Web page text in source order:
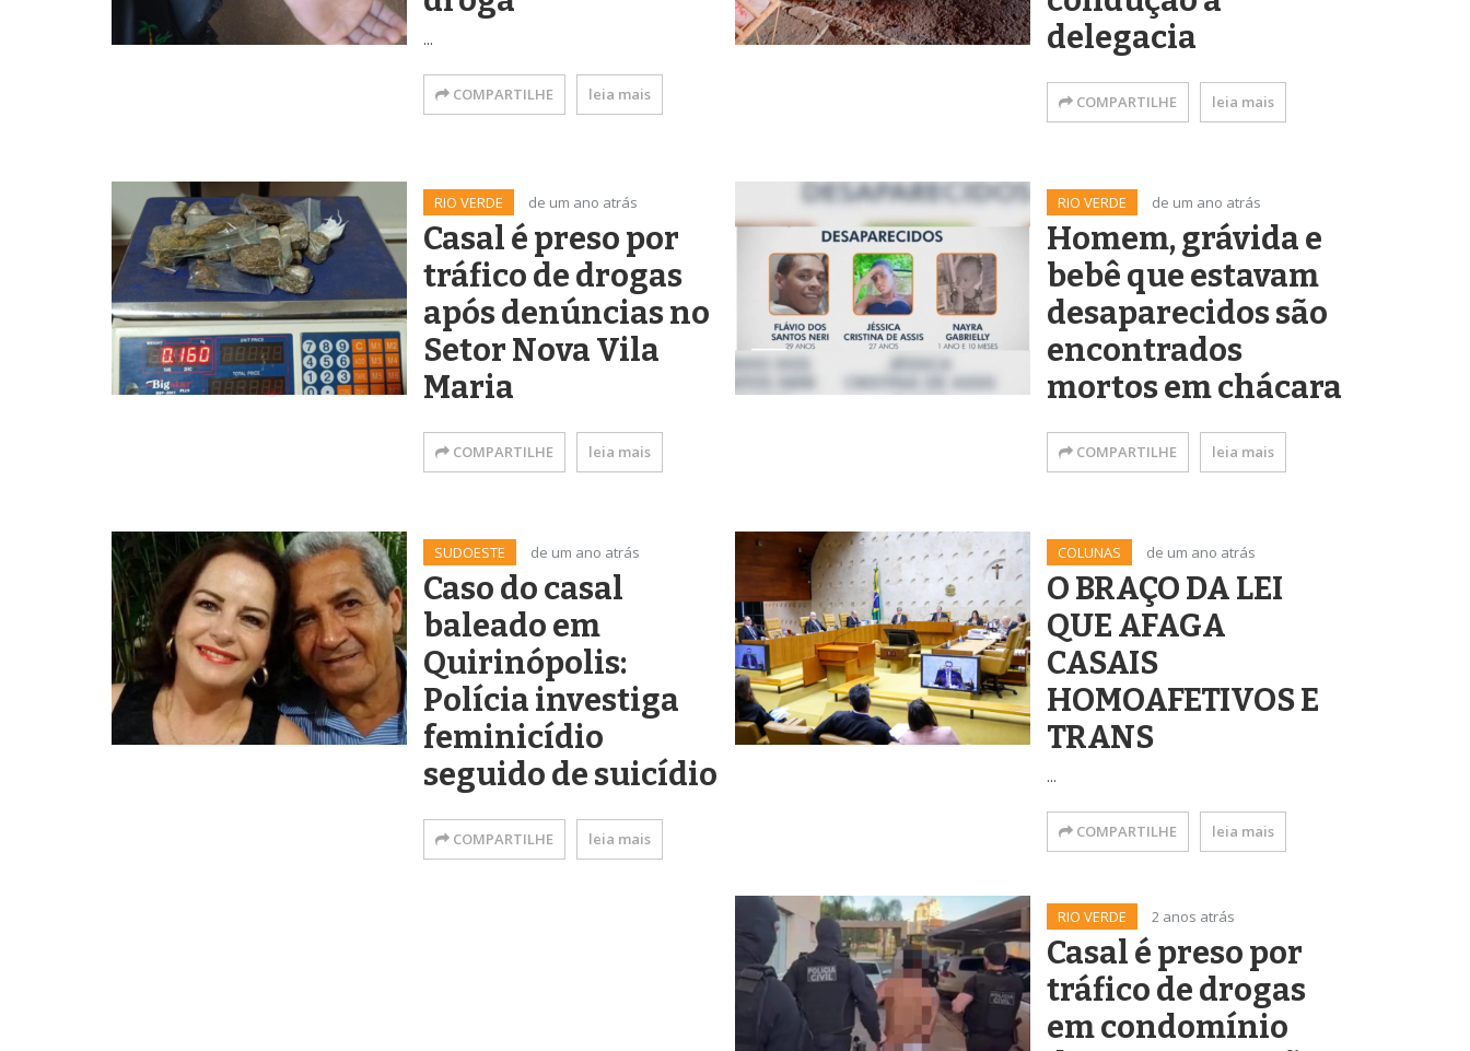
...
COMPARTILHE leia mais
delegacia
COMPARTILHE leia mais
RIO VERDE de um ano atrás
Casal é preso por
tráfico de drogas
após denúncias no
Setor Nova Vila
Maria
COMPARTILHE leia mais
RIO VERDE de um ano atrás
Homem, grávida e
bebê que estavam
desaparecidos são
encontrados
mortos em chácara
COMPARTILHE leia mais
SUDOESTE de um ano atrás
Caso do casal
baleado em
Quirinópolis:
Polícia investiga
feminicídio
seguido de suicídio
COMPARTILHE leia mais
COLUNAS de um ano atrás
O BRAÇO DA LEI
QUE AFAGA
CASAIS
HOMOAFETIVOS E
TRANS
...
COMPARTILHE leia mais
RIO VERDE 2 anos atrás
Casal é preso por
tráfico de drogas
em condomínio